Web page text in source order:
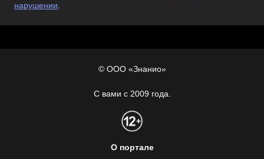
нарушении.
© ООО «Знанио»
С вами с 2009 года.
О портале